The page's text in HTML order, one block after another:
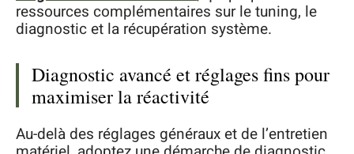
ressources complémentaires sur le tuning, le
diagnostic et la récupération système.
Diagnostic avancé et réglages fins pour
maximiser la réactivité
Au-delà des réglages généraux et de l’entretien